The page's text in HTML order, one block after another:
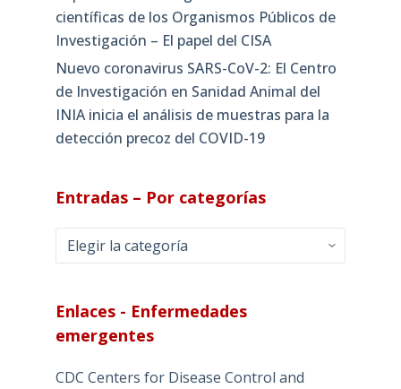
científicas de los Organismos Públicos de
Investigación – El papel del CISA
Nuevo coronavirus SARS-CoV-2: El Centro
de Investigación en Sanidad Animal del
INIA inicia el análisis de muestras para la
detección precoz del COVID-19
Entradas – Por categorías
Entradas
–
categorías
Enlaces - Enfermedades
emergentes
CDC Centers for Disease Control and